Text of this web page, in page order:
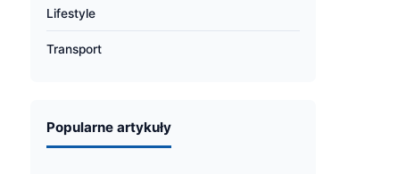
Lifestyle
Transport
Popularne artykuły